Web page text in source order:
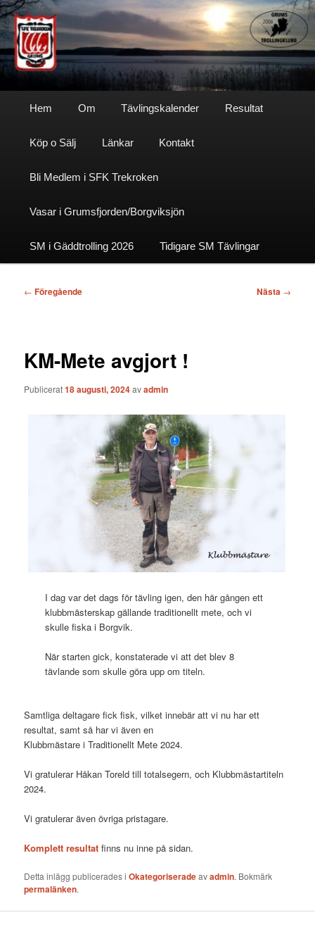
Hoppa
till
primärt
innehållSfktrekroken
Hem Om Tävlingskalender Resultat
Köp o Sälj Länkar Kontakt
Bli Medlem i SFK Trekroken
Vasar i Grumsfjorden/Borgviksjön
SM i Gäddtrolling 2026 Tidigare SM Tävlingar
Inläggsnavigering
← Föregående Nästa →
KM-Mete avgjort !
Publicerat18 augusti, 2024avadmin
I dag var det dags för tävling igen, den här gången ett
klubbmästerskap gällande traditionellt mete, och vi
skulle fiska i Borgvik.
När starten gick, konstaterade vi att det blev 8
tävlande som skulle göra upp om titeln.
Samtliga deltagare fick fisk, vilket innebär att vi nu har ett
resultat, samt så har vi även en
Klubbmästare i Traditionellt Mete 2024.
Vi gratulerar Håkan Toreld till totalsegern, och Klubbmästartiteln
2024.
Vi gratulerar även övriga pristagare.
Komplett resultat finns nu inne på sidan.
Detta inlägg publicerades iOkategoriseradeavadmin. Bokmärk
permalänken.